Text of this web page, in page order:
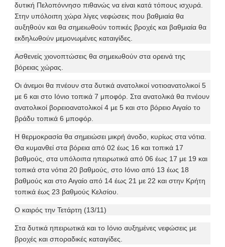
δυτική Πελοπόννησο πιθανώς να είναι κατά τόπους ισχυρά.
Στην υπόλοιπη χώρα λίγες νεφώσεις που βαθμιαία θα
αυξηθούν και θα σημειωθούν τοπικές βροχές και βαθμιαία θα
εκδηλωθούν μεμονωμένες καταιγίδες.
Ασθενείς χιονοπτώσεις θα σημειωθούν στα ορεινά της
βόρειας χώρας.
Οι άνεμοι θα πνέουν στα δυτικά ανατολικοί νοτιοανατολικοί 5
με 6 και στο Ιόνιο τοπικά 7 μποφόρ. Στα ανατολικά θα πνέουν
ανατολικοί βορειοανατολικοί 4 με 5 και στο βόρειο Αιγαίο το
βράδυ τοπικά 6 μποφόρ.
Η θερμοκρασία θα σημειώσει μικρή άνοδο, κυρίως στα νότια.
Θα κυμανθεί στα βόρεια από 02 έως 16 και τοπικά 17
βαθμούς, στα υπόλοιπα ηπειρωτικά από 06 έως 17 με 19 και
τοπικά στα νότια 20 βαθμούς, στο Ιόνιο από 13 έως 18
βαθμούς και στο Αιγαίο από 14 έως 21 με 22 και στην Κρήτη
τοπικά έως 23 βαθμούς Κελσίου.
Ο καιρός την Τετάρτη (13/11)
Στα δυτικά ηπειρωτικά και το Ιόνιο αυξημένες νεφώσεις με
βροχές και σποραδικές καταιγίδες.